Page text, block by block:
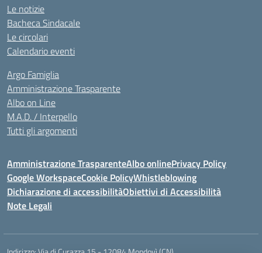
Le notizie
Bacheca Sindacale
Le circolari
Calendario eventi
Argo Famiglia
Amministrazione Trasparente
Albo on Line
M.A.D. / Interpello
Tutti gli argomenti
Amministrazione TrasparenteAlbo onlinePrivacy Policy
Google WorkspaceCookie PolicyWhistleblowing
Dichiarazione di accessibilitàObiettivi di Accessibilità
Note Legali